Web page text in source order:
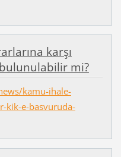
karşı
mi?
kamu-ihale-
kik-e-basvuruda-